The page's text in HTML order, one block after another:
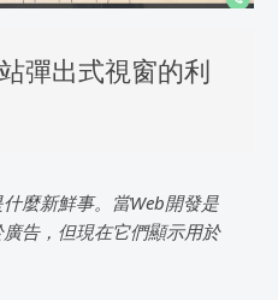
彈出式視窗的利
麼新鮮事。當Web開發是
告，但現在它們顯示用於